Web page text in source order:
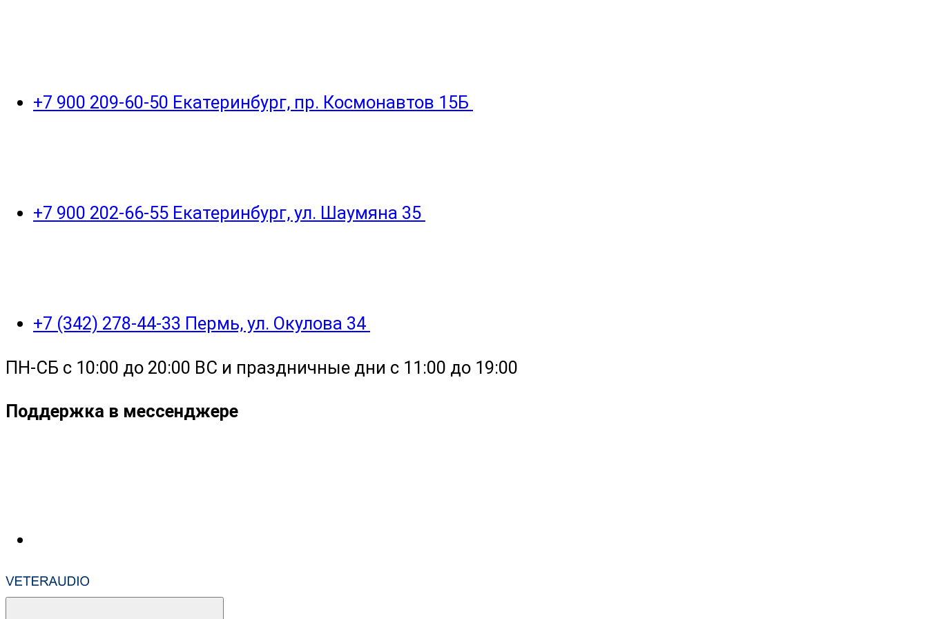
+7 900 209-60-50 Екатеринбург, пр. Космонавтов 15Б
+7 900 202-66-55 Екатеринбург, ул. Шаумяна 35
+7 (342) 278-44-33 Пермь, ул. Окулова 34
ПН-СБ с 10:00 до 20:00 ВС и праздничные дни с 11:00 до 19:00
Поддержка в мессенджере